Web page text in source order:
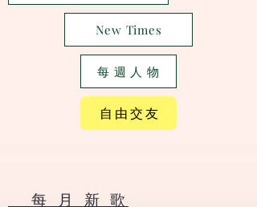
New Times
每 週 人 物
自 由 交 友
​ 每 月 新 歌